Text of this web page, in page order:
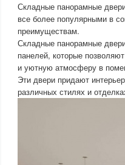
Складные панорамные
все более популярными в
преимуществам.
Складные панорамные
панелей, которые
и уютную атмосферу в
Эти двери придают
различных стилях и